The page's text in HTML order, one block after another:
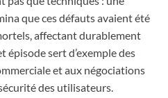
que ces défauts avaient été
affectant durablement
épisode sert d’exemple des
et aux négociations
des utilisateurs.